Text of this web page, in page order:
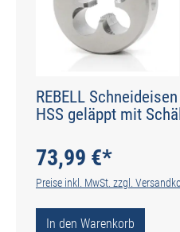
REBELL
HSS geläppt mit
73,99 €*
Preise inkl. MwSt. zzgl.
In den Warenkorb